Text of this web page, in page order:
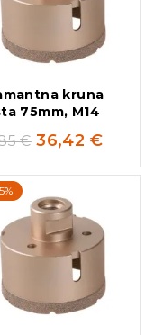
kruna
75mm, M14
€ 36,42 €